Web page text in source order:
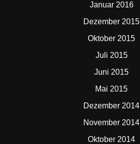
Januar 2016
Dezember 2015
Oktober 2015
Juli 2015
Juni 2015
Mai 2015
Dezember 2014
November 2014
Oktober 2014